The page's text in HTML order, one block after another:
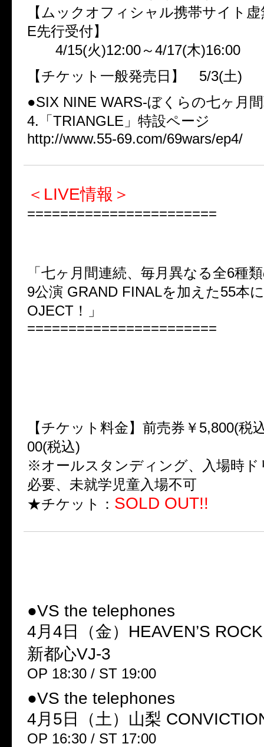
【ムックオフィシャル携帯サイト
E先行受付】
4/15(火)12:00～4/17(木)16:00
【チケット一般発売日】 5/3(土)
●SIX NINE WARS-ぼくらの七ヶ月
4.「TRIANGLE」特設ページ
http://www.55-69.com/69wars/ep4/
＜LIVE情報＞
=======================
「七ヶ月間連続、毎月異なる全6種
9公演 GRAND FINALを加えた55本
OJECT！」
=======================
【チケット料金】前売券￥5,800(税
00(税込)
※オールスタンディング、入場時ド
必要、未就学児童入場不可
★チケット： SOLD OUT!!
●VS the telephones
4月4日（金）HEAVEN’S
新都心VJ-3
OP 18:30 / ST 19:00
●VS the telephones
4月5日（土）山梨
OP 16:30 / ST 17:00